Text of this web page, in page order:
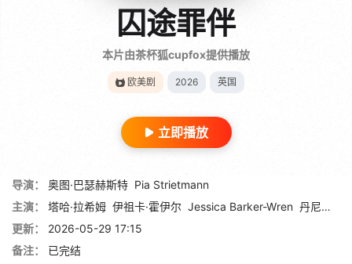
囚途罪伴
本片由茶杯狐cupfox提供播放
欧美剧 2026 英国
立即播放
导演： 奥图·巴瑟赫斯特 Pia Strietmann
主演：
塔哈·拉希姆 伊祖卡·霍伊尔 Jessica Barker-Wren 丹尼尔·贝茨
更新：
2026-05-29 17:15
备注：
已完结